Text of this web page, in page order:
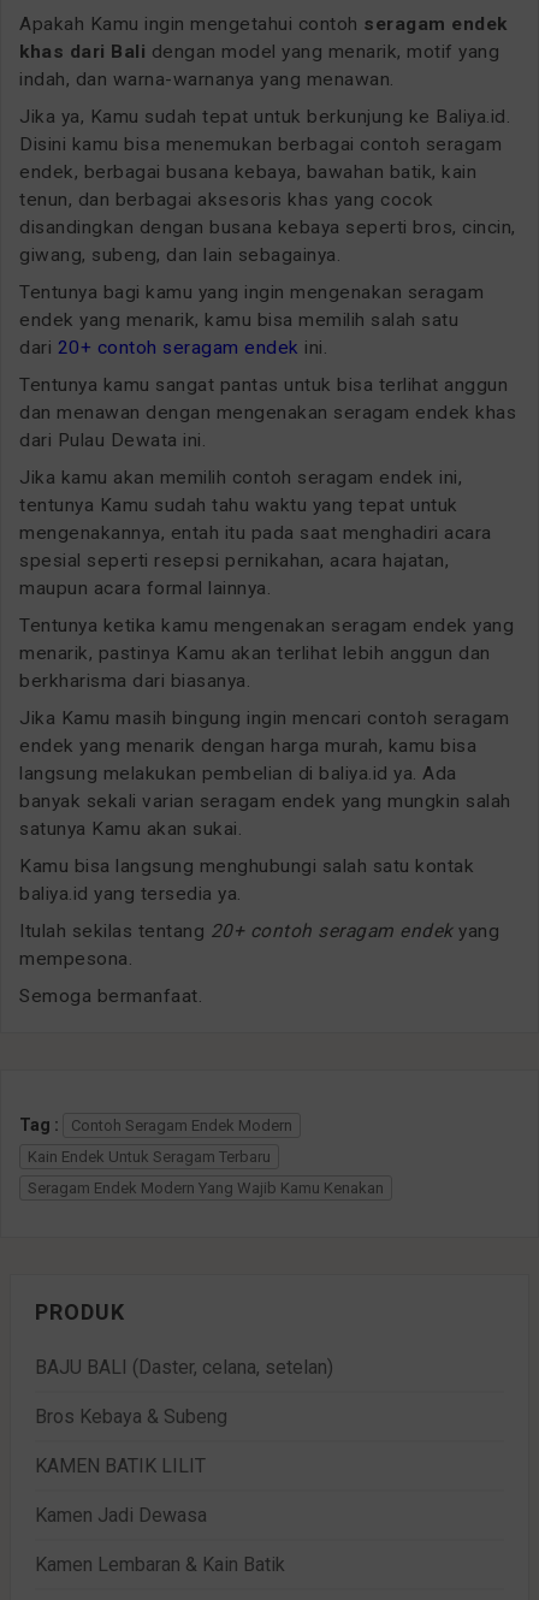
Apakah Kamu ingin mengetahui contoh seragam endek
khas dari Bali dengan model yang menarik, motif yang
indah, dan warna-warnanya yang menawan.
Jika ya, Kamu sudah tepat untuk berkunjung ke Baliya.id.
Disini kamu bisa menemukan berbagai contoh seragam
endek, berbagai busana kebaya, bawahan batik, kain
tenun, dan berbagai aksesoris khas yang cocok
disandingkan dengan busana kebaya seperti bros, cincin,
giwang, subeng, dan lain sebagainya.
Tentunya bagi kamu yang ingin mengenakan seragam
endek yang menarik, kamu bisa memilih salah satu
dari 20+ contoh seragam endek ini.
Tentunya kamu sangat pantas untuk bisa terlihat anggun
dan menawan dengan mengenakan seragam endek khas
dari Pulau Dewata ini.
Jika kamu akan memilih contoh seragam endek ini,
tentunya Kamu sudah tahu waktu yang tepat untuk
mengenakannya, entah itu pada saat menghadiri acara
spesial seperti resepsi pernikahan, acara hajatan,
maupun acara formal lainnya.
Tentunya ketika kamu mengenakan seragam endek yang
menarik, pastinya Kamu akan terlihat lebih anggun dan
berkharisma dari biasanya.
Jika Kamu masih bingung ingin mencari contoh seragam
endek yang menarik dengan harga murah, kamu bisa
langsung melakukan pembelian di baliya.id ya. Ada
banyak sekali varian seragam endek yang mungkin salah
satunya Kamu akan sukai.
Kamu bisa langsung menghubungi salah satu kontak
baliya.id yang tersedia ya.
Itulah sekilas tentang 20+ contoh seragam endekyang
mempesona.
Semoga bermanfaat.
Tag :
Contoh Seragam Endek Modern
Kain Endek Untuk Seragam Terbaru
Seragam Endek Modern Yang Wajib Kamu Kenakan
PRODUK
BAJU BALI (Daster, celana, setelan)
Bros Kebaya & Subeng
KAMEN BATIK LILIT
Kamen Jadi Dewasa
Kamen Lembaran & Kain Batik